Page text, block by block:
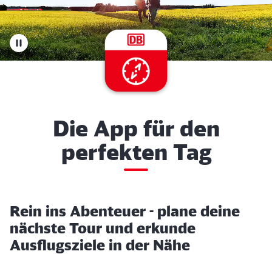
Die App für den
perfekten Tag
Rein ins Abenteuer - plane deine
nächste Tour und erkunde
Ausflugsziele in der Nähe